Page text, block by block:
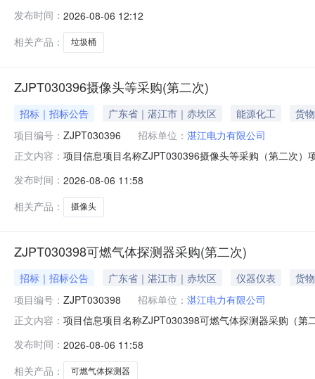
附件：垃圾桶请购明细表7.21.docx附录G绿色采购品目
发布时间： 2026-08-06 12:12
相关产品：
垃圾桶
ZJPT030396摄像头等采购(第二次)
招标｜招标公告 广东省｜湛江市｜赤坎区 能源化工
货物
项目编号： ZJPT030396 招标单位： 湛江电力有限公司
正文内容： 项目信息项目名称ZJPT030396摄像头等采购（第二次
江电力有限公司《采购管理》对供方履约情况考评条款
发布时间： 2026-08-06 11:58
相关产品：
摄像头
ZJPT030398可燃气体探测器采购(第二次)
招标｜招标公告 广东省｜湛江市｜赤坎区 仪器仪表
货物
项目编号： ZJPT030398 招标单位： 湛江电力有限公司
正文内容： 项目信息项目名称ZJPT030398可燃气体探测器采购（
单.doc湛江电力有限公司《采购管理》对供方履约情况
发布时间： 2026-08-06 11:58
相关产品：
可燃气体探测器